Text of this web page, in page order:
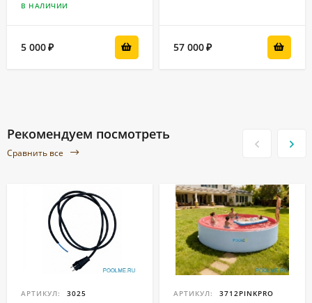
В НАЛИЧИИ
5 000₽ 57 000₽
Рекомендуем посмотреть
Сравнить все
АРТИКУЛ: 3025 АРТИКУЛ: 3712PINKPRO